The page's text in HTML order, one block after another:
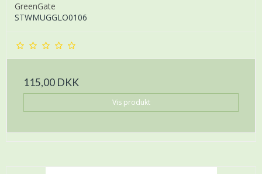
GreenGate
STWMUGGLO0106
115,00 DKK
Vis produkt